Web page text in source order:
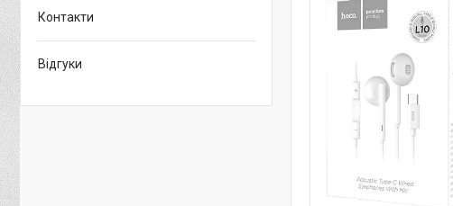
Контакти
Відгуки